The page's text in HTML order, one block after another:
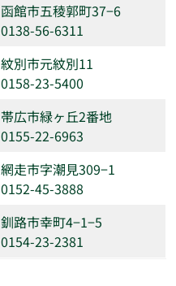
函館市五稜郭町37−6
0138-56-6311
紋別市元紋別11
0158-23-5400
帯広市緑ヶ丘2番地
0155-22-6963
網走市字潮見309−1
0152-45-3888
釧路市幸町4−1−5
0154-23-2381